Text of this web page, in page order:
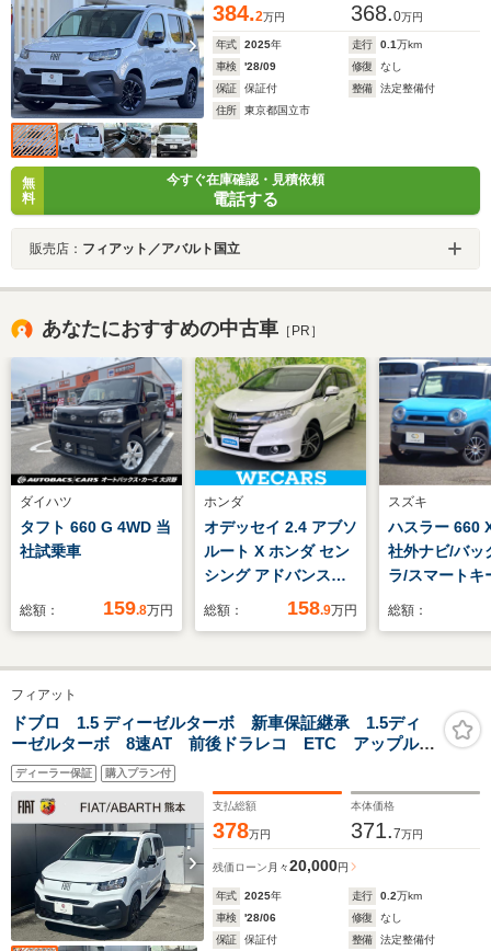
384.2万円 368.0万円
年式 2025年 走行 0.1万km
車検
'28/09 修復
なし
保証
保証付 整備
法定整備付
住所
東京都国立市
無
料
今すぐ在庫確認・見積依頼
電話する
販売店： フィアット／アバルト国立
あなたにおすすめの中古車 ［PR］
ダイハツ
タフト 660 G 4WD 当
社試乗車
総額： 159.8万円
ホンダ
オデッセイ 2.4 アブソ
ルート X ホンダ セン
シング アドバンスト
パッケージ 純正 SDナ
ルチビューカメラシス
援システム/ドライブ
レコーダー 前後/ヘッ
LED/Bluetooth接
続/ETC
総額： 158.9万円
スズキ
ハスラー 660
社外ナビ/バッ
ラ/スマートキ
総額：
フィアット
ドブロ 1.5 ディーゼルターボ 新車保証継承 1.5ディ
ーゼルターボ 8速AT 前後ドラレコ ETC アップル・
アンドロイド対応 アダプティブクルコン 自動ハイビ
ームLED 前後ソナー後カメラ
ディーラー保証 購入プラン付
支払総額
378万円
本体価格
371.7万円
残価ローン 月々20,000円
年式 2025年 走行 0.2万km
車検
'28/06 修復
なし
保証
保証付 整備
法定整備付